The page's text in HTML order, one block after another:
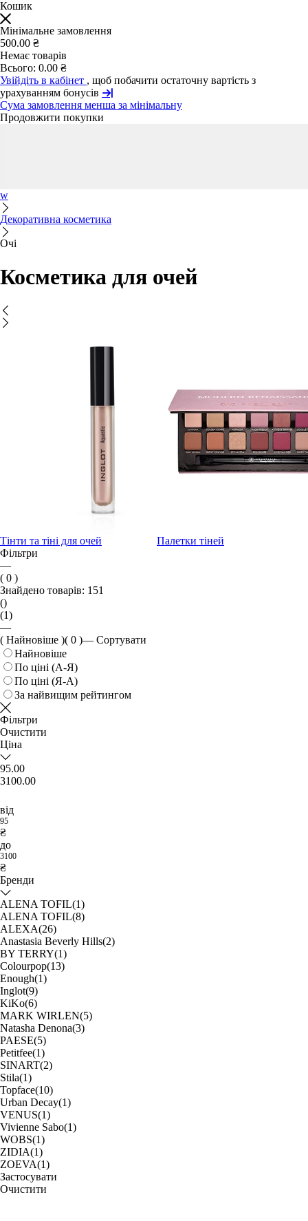
Кошик
Мінімальне замовлення
500.00 ₴
Немає товарів
Всього: 0.00 ₴
Увійдіть в кабінет , щоб побачити остаточну вартість з
урахуванням бонусів
Сума замовлення менша за мінімальну
Продовжити покупки
w
Декоративна косметика
Очі
Косметика для очей
Тінти та тіні для очей
Палетки тіней
Фільтри
—
( 0 )
Знайдено товарів: 151
()
(1)
—
( Найновіше )( 0 )— Сортувати
Найновіше
По ціні (А-Я)
По ціні (Я-А)
За найвищим рейтингом
Фільтри
Очистити
Ціна
95.00
3100.00
від
95
₴
до
3100
₴
Бренди
ALENA TOFIL(1)
ALENA TOFIL(8)
ALEXA(26)
Anastasia Beverly Hills(2)
BY TERRY(1)
Colourpop(13)
Enough(1)
Inglot(9)
KiKo(6)
MARK WIRLEN(5)
Natasha Denona(3)
PAESE(5)
Petitfee(1)
SINART(2)
Stila(1)
Topface(10)
Urban Decay(1)
VENUS(1)
Vivienne Sabo(1)
WOBS(1)
ZIDIA(1)
ZOEVA(1)
Застосувати
Очистити